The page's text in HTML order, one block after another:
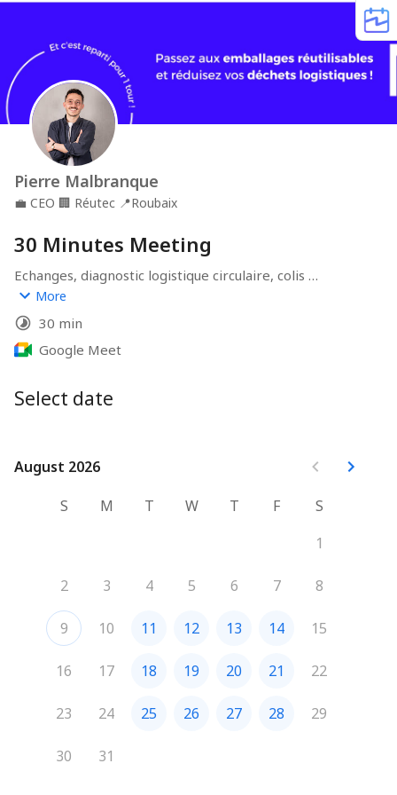
Pierre Malbranque
💼 CEO 🏢 Réutec 📍Roubaix
30 Minutes Meeting
Echanges, diagnostic logistique circulaire, colis
réutilisables et système de suivi.
More
30 min
Google Meet
Select date
August 2026
August 2026
S
M T W T F
S
1
2 3 4 5 6 7 8
9 10 11 12 13 14 15
16 17 18 19 20 21 22
23 24 25 26 27 28 29
30 31